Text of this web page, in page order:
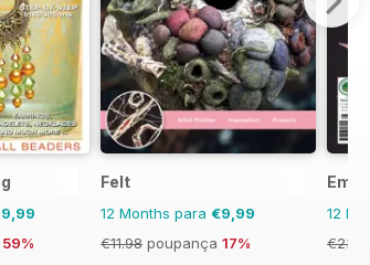
59%
Felt
12 Months para €9,99
€11.98 poupança 17%
12